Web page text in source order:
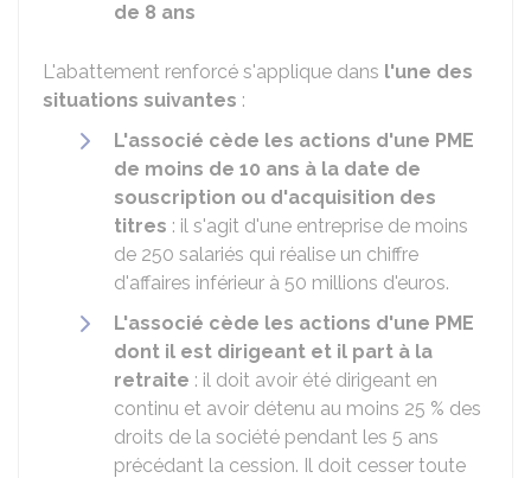
de 8 ans
L'abattement renforcé s'applique dans l'une des
situations suivantes :
L'associé cède les actions d'une PME
de moins de 10 ans à la date de
souscription ou d'acquisition des
titres : il s'agit d'une entreprise de moins
de 250 salariés qui réalise un chiffre
d'affaires inférieur à 50 millions d'euros.
L'associé cède les actions d'une PME
dont il est dirigeant et il part à la
retraite : il doit avoir été dirigeant en
continu et avoir détenu au moins 25 % des
droits de la société pendant les 5 ans
précédant la cession. Il doit cesser toute